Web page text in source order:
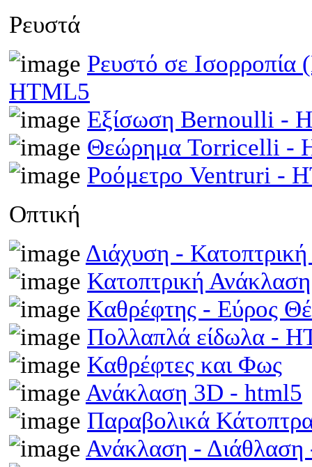
Ρευστά
Ρευστό σε Ισορροπία
HTML5
Εξίσωση Bernoulli -
Θεώρημα Torricelli -
Ροόμετρο Ventruri -
Οπτική
Διάχυση -
Κατοπτρική
Καθρέφτης - Εύρος
Πολλαπλά είδωλα -
Καθρέφτες και Φως
Ανάκλαση 3D - html5
Παραβολικά
Ανάκλαση -